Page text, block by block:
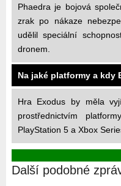
Phaedra je bojová
zrak po nákaze
udělil speciální
dronem.
Na jaké platformy a kdy
Hra Exodus by měla
prostřednictvím
PlayStation 5 a Xbox
Další podobné